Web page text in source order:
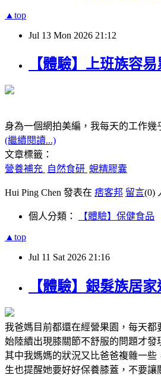
▲top
Jul 13 Mon 2026 21:12
【體驗】上班族容
身為一個網拍美編，我每天的工作
(繼續閱讀...)
文章標籤：
營養補充 自然食研 蜆精膠囊
Hui Ping Chen 發表在 痞客邦 留言(0)
個人分類： 【體驗】保健食品
▲top
Jul 11 Sat 2026 21:16
【體驗】銀髮族居
我爸媽目前都還在經營果園，每天
始陸續出現膝關節不舒服的問題才
其中我媽媽的狀況又比爸爸複雜一
生也提醒她要好好保養膝蓋，不要